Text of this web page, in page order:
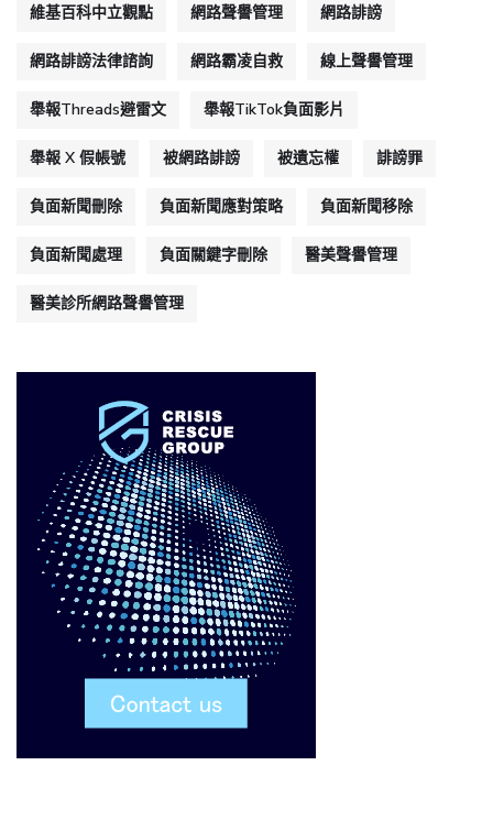
維基百科中立觀點 網路聲譽管理 網路誹謗
網路誹謗法律諮詢 網路霸凌自救 線上聲譽管理
舉報Threads避雷文 舉報TikTok負面影片
舉報 X 假帳號 被網路誹謗 被遺忘權 誹謗罪
負面新聞刪除 負面新聞應對策略 負面新聞移除
負面新聞處理 負面關鍵字刪除 醫美聲譽管理
醫美診所網路聲譽管理